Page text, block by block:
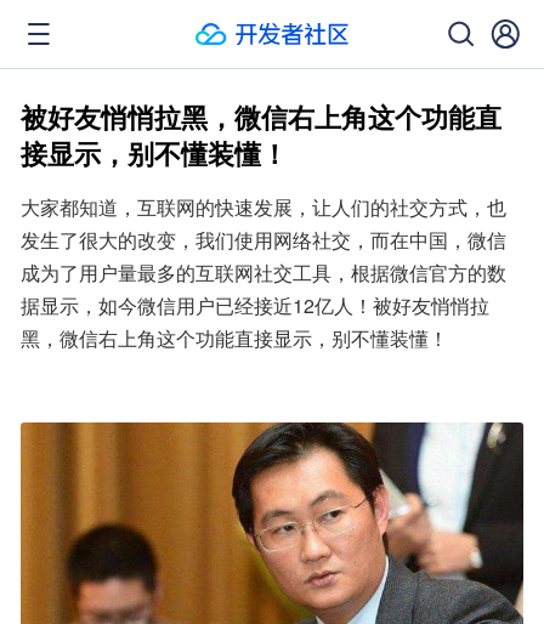
被好友悄悄拉黑，微信右上角这个功能直
接显示，别不懂装懂！
大家都知道，互联网的快速发展，让人们的社交方式，也
发生了很大的改变，我们使用网络社交，而在中国，微信
成为了用户量最多的互联网社交工具，根据微信官方的数
据显示，如今微信用户已经接近12亿人！被好友悄悄拉
黑，微信右上角这个功能直接显示，别不懂装懂！